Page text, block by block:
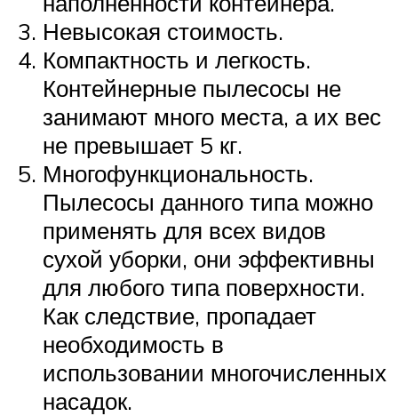
Невысокая стоимость.
Компактность и легкость.
Контейнерные пылесосы не
занимают много места, а их вес
не превышает 5 кг.
Многофункциональность.
Пылесосы данного типа можно
применять для всех видов
сухой уборки, они эффективны
для любого типа поверхности.
Как следствие, пропадает
необходимость в
использовании многочисленных
насадок.